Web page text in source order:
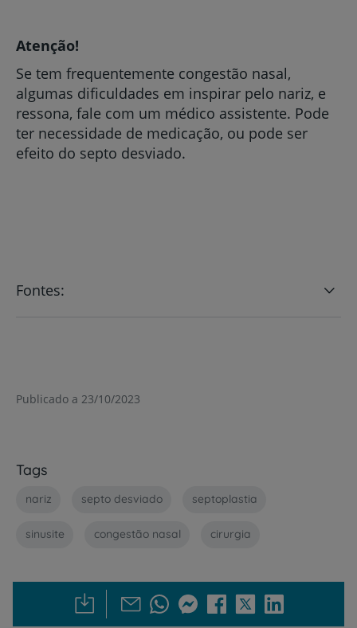
Atenção!
Se tem frequentemente congestão nasal,
algumas dificuldades em inspirar pelo nariz, e
ressona, fale com um médico assistente. Pode
ter necessidade de medicação, ou pode ser
efeito do septo desviado.
Fontes:
Publicado a 23/10/2023
Tags
nariz septo desviado septoplastia
sinusite congestão nasal cirurgia